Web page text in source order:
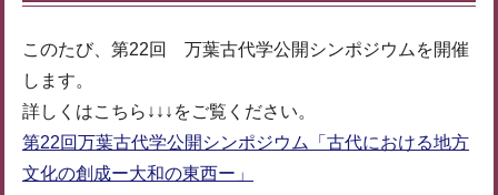
このたび、第22回 万葉古代学公開シンポジウムを開催
します。
詳しくはこちら↓↓↓をご覧ください。
第22回万葉古代学公開シンポジウム「古代における地方
文化の創成ー大和の東西ー」